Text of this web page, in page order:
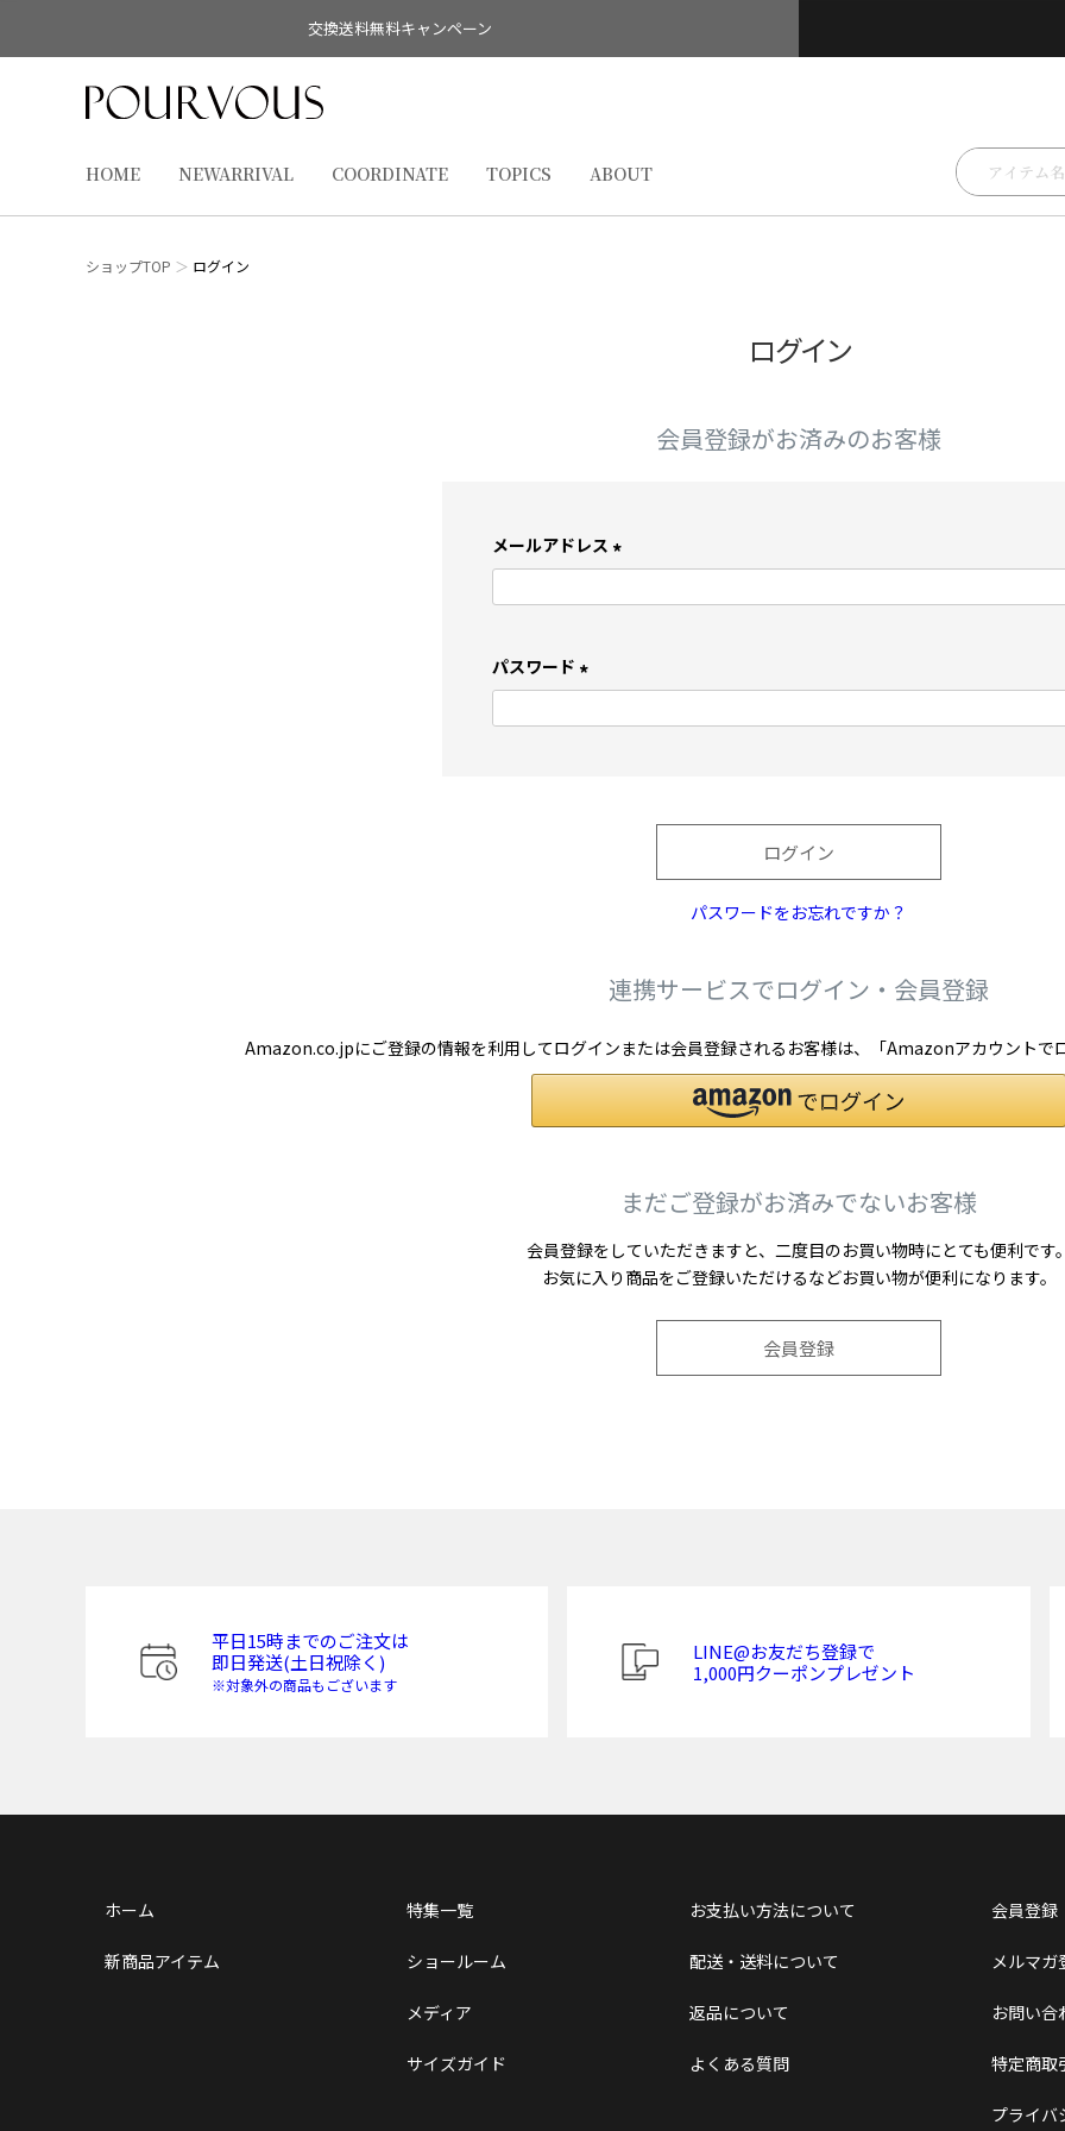
交換送料無料キャンペーン
HOME NEWARRIVAL COORDINATE TOPICS ABOUT
ショップTOP ログイン
ログイン
会員登録がお済みのお客様
メールアドレス
必
パスワード
必
ログイン
パスワードをお忘れですか？
連携サービスでログイン・会員登録
Amazon.co.jpにご登録の情報を利用してログインまたは会員登録されるお客様は、「Amazonアカウントで
まだご登録がお済みでないお客様
会員登録をしていただきますと、二度目のお買い物時にとても便利です
お気に入り商品をご登録いただけるなどお買い物が便利になります。
会員登録
平日15時までのご注文は
即日発送(土日祝除く)
※対象外の商品もございます
LINE@お友だち登録で
1,000円クーポンプレゼント
ホーム
新商品アイテム
特集一覧
ショールーム
メディア
サイズガイド
お支払い方法について
配送・送料について
返品について
よくある質問
会員登録
メルマガ
お問い合
特定商取
プライバ